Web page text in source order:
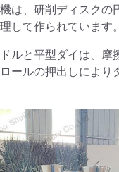
は、研削ディスク
して作られています。
ルと平型ダイは、摩
ールの押出しにより